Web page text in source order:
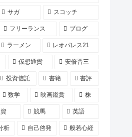
サガ スコッチ
フリーランス ブログ
ラーメン レオパレス21
仮想通貨 安倍晋三
投資信託 書籍 書評
数学 映画鑑賞 株
競馬 英語
析 自己啓発 般若心経